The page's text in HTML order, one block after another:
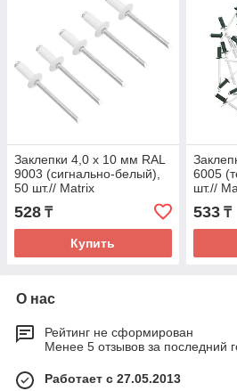
Заклепки 4,0 х 10 мм RAL
9003 (сигнально-белый),
50 шт.// Matrix
528 ₸
Купить
6005
шт.//
533₸
О нас
Рейтинг не сформирован
Менее 5 отзывов за последний
Работает с 27.05.2013